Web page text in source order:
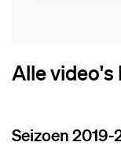
Alle video's
Seizoen 2019-